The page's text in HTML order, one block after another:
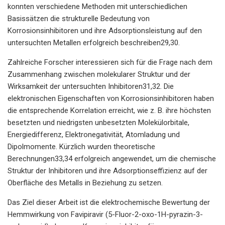
konnten verschiedene Methoden mit unterschiedlichen
Basissätzen die strukturelle Bedeutung von
Korrosionsinhibitoren und ihre Adsorptionsleistung auf den
untersuchten Metallen erfolgreich beschreiben29,30.
Zahlreiche Forscher interessieren sich für die Frage nach dem
Zusammenhang zwischen molekularer Struktur und der
Wirksamkeit der untersuchten Inhibitoren31,32. Die
elektronischen Eigenschaften von Korrosionsinhibitoren haben
die entsprechende Korrelation erreicht, wie z. B. ihre höchsten
besetzten und niedrigsten unbesetzten Molekülorbitale,
Energiedifferenz, Elektronegativität, Atomladung und
Dipolmomente. Kürzlich wurden theoretische
Berechnungen33,34 erfolgreich angewendet, um die chemische
Struktur der Inhibitoren und ihre Adsorptionseffizienz auf der
Oberfläche des Metalls in Beziehung zu setzen.
Das Ziel dieser Arbeit ist die elektrochemische Bewertung der
Hemmwirkung von Favipiravir (5-Fluor-2-oxo-1H-pyrazin-3-